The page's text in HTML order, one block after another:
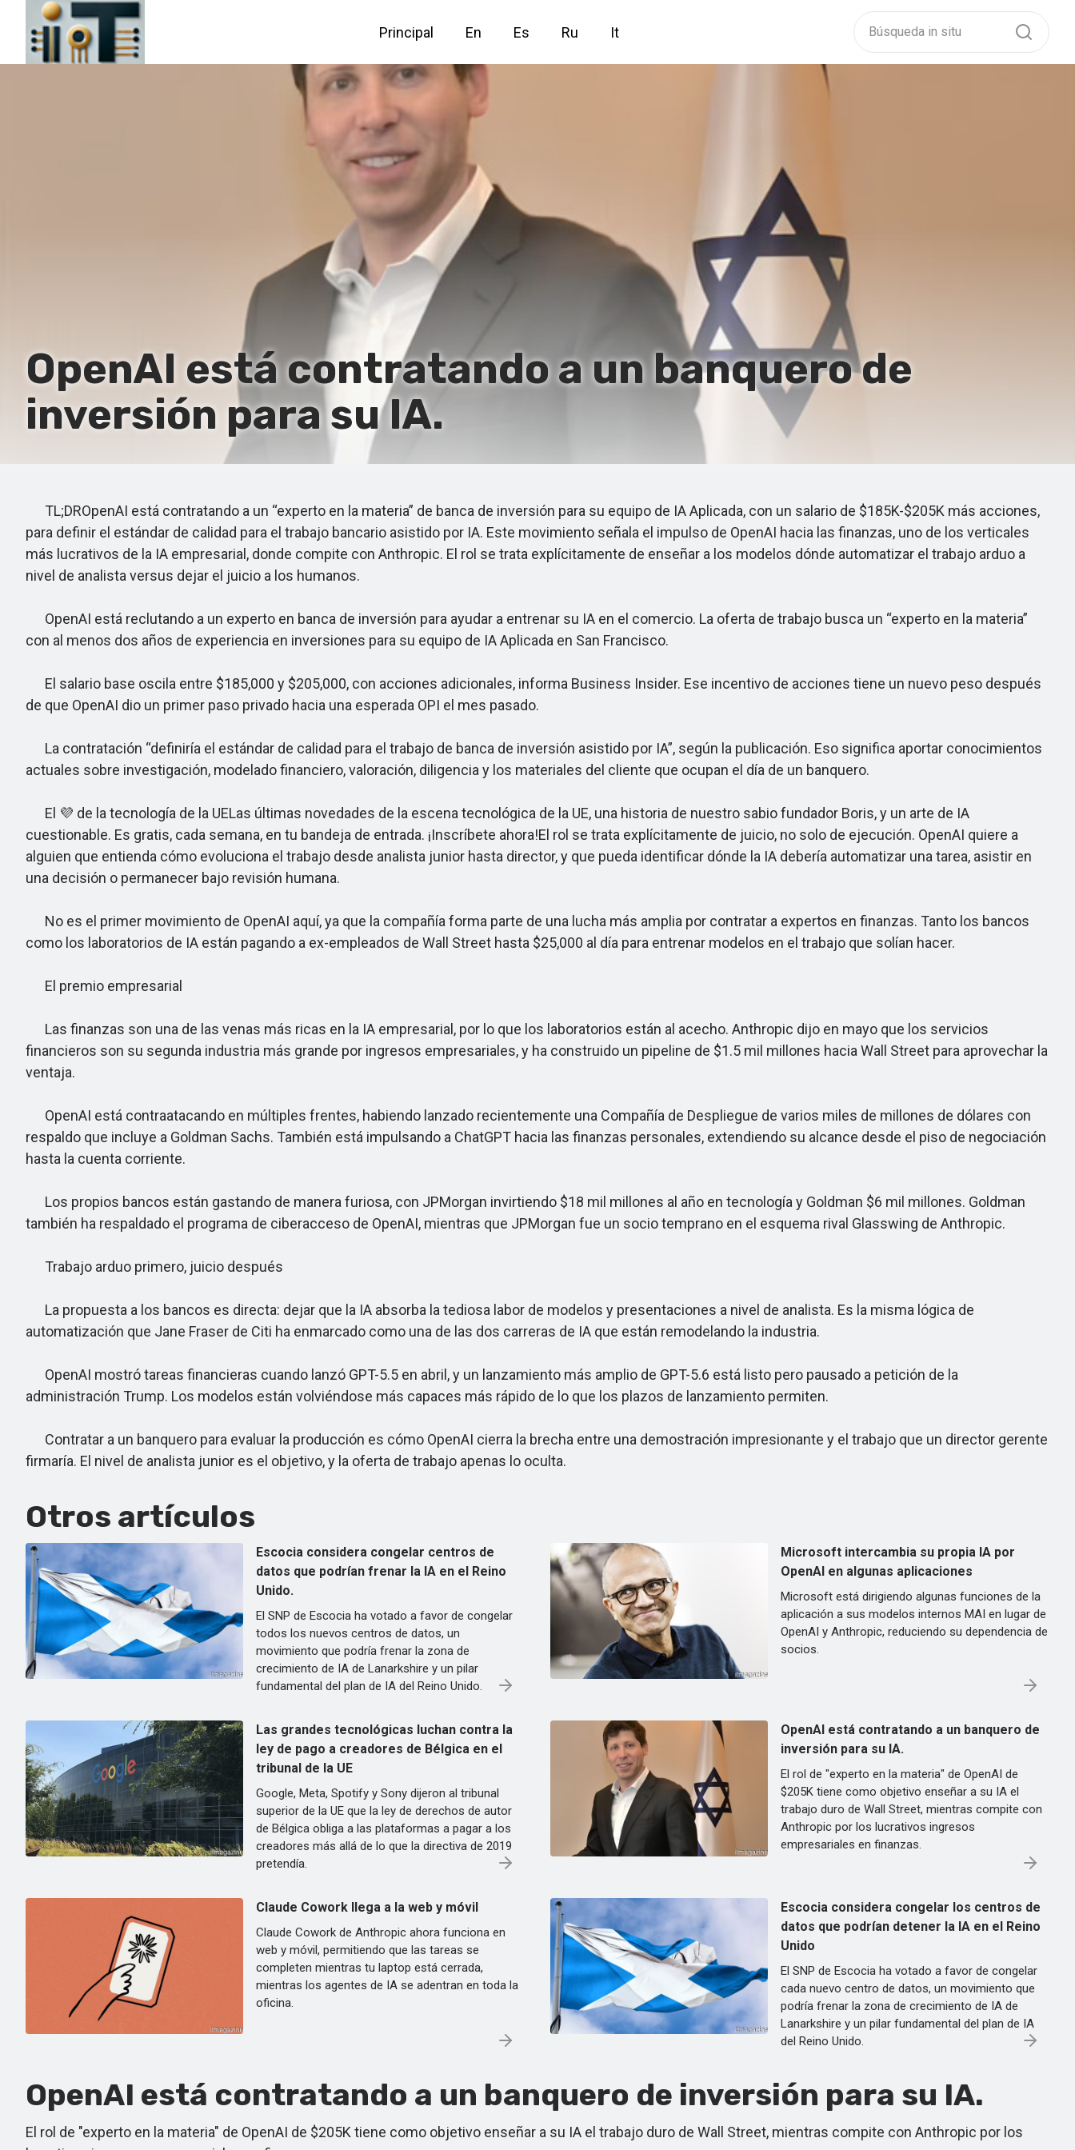
Principal En Es Ru It
OpenAI está contratando a un banquero de
inversión para su IA.
TL;DROpenAI está contratando a un “experto en la materia” de banca de inversión para su equipo de IA Aplicada, con un salario de $185K-$205K más acciones,
para definir el estándar de calidad para el trabajo bancario asistido por IA. Este movimiento señala el impulso de OpenAI hacia las finanzas, uno de los verticales
más lucrativos de la IA empresarial, donde compite con Anthropic. El rol se trata explícitamente de enseñar a los modelos dónde automatizar el trabajo arduo a
nivel de analista versus dejar el juicio a los humanos.
OpenAI está reclutando a un experto en banca de inversión para ayudar a entrenar su IA en el comercio. La oferta de trabajo busca un “experto en la materia”
con al menos dos años de experiencia en inversiones para su equipo de IA Aplicada en San Francisco.
El salario base oscila entre $185,000 y $205,000, con acciones adicionales, informa Business Insider. Ese incentivo de acciones tiene un nuevo peso después
de que OpenAI dio un primer paso privado hacia una esperada OPI el mes pasado.
La contratación “definiría el estándar de calidad para el trabajo de banca de inversión asistido por IA”, según la publicación. Eso significa aportar conocimientos
actuales sobre investigación, modelado financiero, valoración, diligencia y los materiales del cliente que ocupan el día de un banquero.
El 💜 de la tecnología de la UELas últimas novedades de la escena tecnológica de la UE, una historia de nuestro sabio fundador Boris, y un arte de IA
cuestionable. Es gratis, cada semana, en tu bandeja de entrada. ¡Inscríbete ahora!El rol se trata explícitamente de juicio, no solo de ejecución. OpenAI quiere a
alguien que entienda cómo evoluciona el trabajo desde analista junior hasta director, y que pueda identificar dónde la IA debería automatizar una tarea, asistir en
una decisión o permanecer bajo revisión humana.
No es el primer movimiento de OpenAI aquí, ya que la compañía forma parte de una lucha más amplia por contratar a expertos en finanzas. Tanto los bancos
como los laboratorios de IA están pagando a ex-empleados de Wall Street hasta $25,000 al día para entrenar modelos en el trabajo que solían hacer.
El premio empresarial
Las finanzas son una de las venas más ricas en la IA empresarial, por lo que los laboratorios están al acecho. Anthropic dijo en mayo que los servicios
financieros son su segunda industria más grande por ingresos empresariales, y ha construido un pipeline de $1.5 mil millones hacia Wall Street para aprovechar la
ventaja.
OpenAI está contraatacando en múltiples frentes, habiendo lanzado recientemente una Compañía de Despliegue de varios miles de millones de dólares con
respaldo que incluye a Goldman Sachs. También está impulsando a ChatGPT hacia las finanzas personales, extendiendo su alcance desde el piso de negociación
hasta la cuenta corriente.
Los propios bancos están gastando de manera furiosa, con JPMorgan invirtiendo $18 mil millones al año en tecnología y Goldman $6 mil millones. Goldman
también ha respaldado el programa de ciberacceso de OpenAI, mientras que JPMorgan fue un socio temprano en el esquema rival Glasswing de Anthropic.
Trabajo arduo primero, juicio después
La propuesta a los bancos es directa: dejar que la IA absorba la tediosa labor de modelos y presentaciones a nivel de analista. Es la misma lógica de
automatización que Jane Fraser de Citi ha enmarcado como una de las dos carreras de IA que están remodelando la industria.
OpenAI mostró tareas financieras cuando lanzó GPT-5.5 en abril, y un lanzamiento más amplio de GPT-5.6 está listo pero pausado a petición de la
administración Trump. Los modelos están volviéndose más capaces más rápido de lo que los plazos de lanzamiento permiten.
Contratar a un banquero para evaluar la producción es cómo OpenAI cierra la brecha entre una demostración impresionante y el trabajo que un director gerente
firmaría. El nivel de analista junior es el objetivo, y la oferta de trabajo apenas lo oculta.
Otros artículos
Escocia considera congelar centros de
datos que podrían frenar la IA en el Reino
Unido.
El SNP de Escocia ha votado a favor de congelar
todos los nuevos centros de datos, un
movimiento que podría frenar la zona de
crecimiento de IA de Lanarkshire y un pilar
fundamental del plan de IA del Reino Unido.
Microsoft intercambia su propia IA por
OpenAI en algunas aplicaciones
Microsoft está dirigiendo algunas funciones de la
aplicación a sus modelos internos MAI en lugar de
OpenAI y Anthropic, reduciendo su dependencia de
socios.
Las grandes tecnológicas luchan contra la
ley de pago a creadores de Bélgica en el
tribunal de la UE
Google, Meta, Spotify y Sony dijeron al tribunal
superior de la UE que la ley de derechos de autor
de Bélgica obliga a las plataformas a pagar a los
creadores más allá de lo que la directiva de 2019
pretendía.
OpenAI está contratando a un banquero de
inversión para su IA.
El rol de "experto en la materia" de OpenAI de
$205K tiene como objetivo enseñar a su IA el
trabajo duro de Wall Street, mientras compite con
Anthropic por los lucrativos ingresos
empresariales en finanzas.
Claude Cowork llega a la web y móvil
Claude Cowork de Anthropic ahora funciona en
web y móvil, permitiendo que las tareas se
completen mientras tu laptop está cerrada,
mientras los agentes de IA se adentran en toda la
oficina.
Escocia considera congelar los centros de
datos que podrían detener la IA en el Reino
Unido
El SNP de Escocia ha votado a favor de congelar
cada nuevo centro de datos, un movimiento que
podría frenar la zona de crecimiento de IA de
Lanarkshire y un pilar fundamental del plan de IA
del Reino Unido.
OpenAI está contratando a un banquero de inversión para su IA.
El rol de "experto en la materia" de OpenAI de $205K tiene como objetivo enseñar a su IA el trabajo duro de Wall Street, mientras compite con Anthropic por los